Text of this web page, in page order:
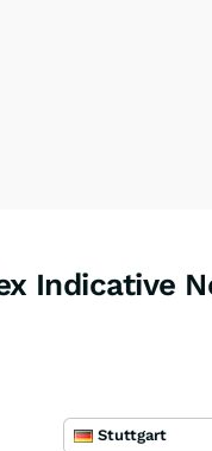
Indicative
Stuttgart